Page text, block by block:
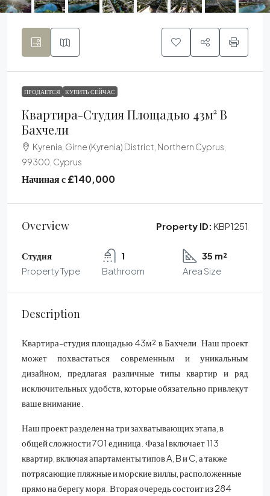
ПРОДАЕТСЯ КУПИТЬ СЕЙЧАС
Квартира-Студия Площадью 43м² В
Бахчели
Kyrenia, Girne (Kyrenia) District, Northern Cyprus,
99300, Cyprus
Начиная с£140,000
Overview Property ID: KBP1251
Студия
Property Type
1
Bathroom
35 m²
Area Size
Description
Квартира-студия площадью 43м² в Бахчели. Наш проект
может похвастаться современным и уникальным
дизайном, предлагая различные типы квартир и ряд
исключительных удобств, которые обязательно привлекут
ваше внимание.
Наш проект разделен на три захватывающих этапа, в
общей сложности 701 единица. Фаза I включает 113
квартир, включая апартаменты типов A, B и C, а также
потрясающие пляжные и морские виллы, расположенные
прямо на берегу моря. Вторая очередь состоит из 284